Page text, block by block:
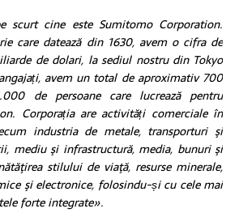
scurt cine este Sumitomo Corporation.
care datează din 1630, avem o cifra de
de dolari, la sediul nostru din Tokyo
avem un total de aproximativ 700
de persoane care lucrează pentru
Corporația are activități comerciale în
industria de metale, transporturi şi
mediu şi infrastructură, media, bunuri şi
stilului de viaţă, resurse minerale,
şi electronice, folosindu-șicu cele mai
forte integrate».